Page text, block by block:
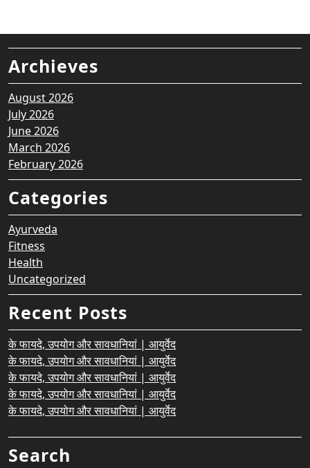
Archieves
August 2026
July 2026
June 2026
March 2026
February 2026
Categories
Ayurveda
Fitness
Health
Uncategorized
Recent Posts
के फायदे, उपयोग और सावधानियां | आयुर्वेद
के फायदे, उपयोग और सावधानियां | आयुर्वेद
के फायदे, उपयोग और सावधानियां | आयुर्वेद
के फायदे, उपयोग और सावधानियां | आयुर्वेद
के फायदे, उपयोग और सावधानियां | आयुर्वेद
Search